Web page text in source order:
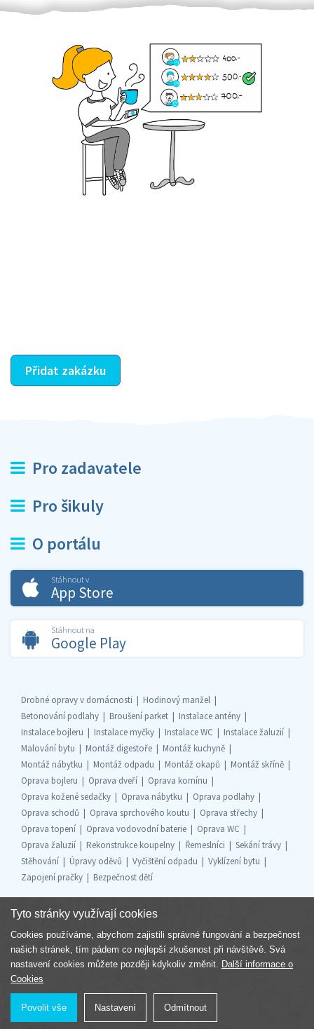
Přidat zakázku
Pro zadavatele
Pro šikuly
O portálu
Stáhnout v
App Store
Stáhnout na
Google Play
Drobné opravy v domácnosti
Hodinový manžel
Betonování podlahy
Broušení parket
Instalace antény
Instalace bojleru
Instalace myčky Instalace WC
Instalace žaluzií
Malování bytu
Montáž digestoře
Montáž kuchyně
Montáž nábytku
Montáž odpadu Montáž okapů
Montáž skříně
Oprava bojleru
Oprava dveří
Oprava komínu
Oprava kožené sedačky
Oprava nábytku
Oprava podlahy
Oprava schodů
Oprava sprchového koutu
Oprava střechy
Oprava topení
Oprava vodovodní baterie
Oprava WC
Oprava žaluzií
Rekonstrukce koupelny Řemeslníci
Sekání trávy
Stěhování
Úpravy oděvů Vyčištění odpadu
Vyklízení bytu
Zapojení pračky
Bezpečnost dětí
Součást skupiny
Tyto stránky využívají cookies
Cookies používáme, abychom zajistili správné fungování a bezpečnost
našich stránek, tím pádem co nejlepší zkušenost při návštěvě. Svá
nastavení cookies můžete později kdykoliv změnit. Další informace o
Cookies
Povolit vše Nastavení Odmítnout